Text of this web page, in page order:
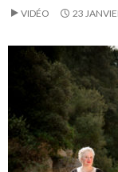
VIDÉO 23